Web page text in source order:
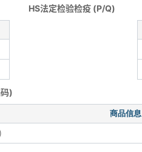
HS法定检验检疫 (P/Q)
)
商品信息